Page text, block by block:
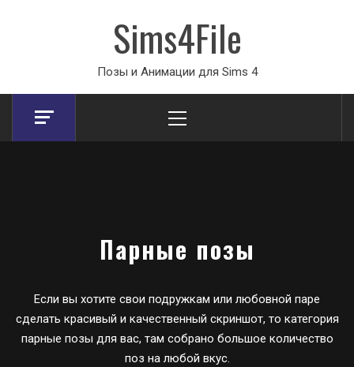
Sims4File
Позы и Анимации для Sims 4
Menu
Парные позы
Если вы хотите свои подружкам или любовной паре
сделать красивый и качественный скриншот, то категория
парные позы для вас, там собрано большое количество
поз на любой вкус.